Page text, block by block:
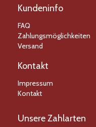
Kundeninfo
FAQ
Zahlungsmöglichkeiten
Versand
Kontakt
Impressum
Kontakt
Unsere Zahlarten